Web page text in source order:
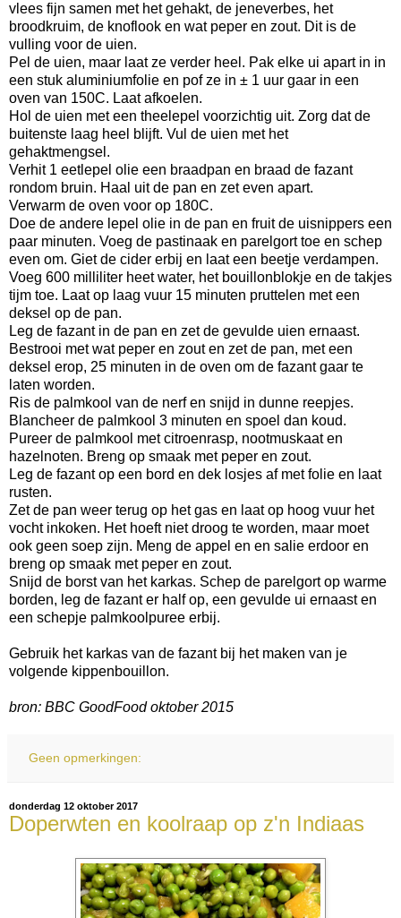
vlees fijn samen met het gehakt, de jeneverbes, het
broodkruim, de knoflook en wat peper en zout. Dit is de
vulling voor de uien.
Pel de uien, maar laat ze verder heel. Pak elke ui apart in in
een stuk aluminiumfolie en pof ze in ± 1 uur gaar in een
oven van 150C. Laat afkoelen.
Hol de uien met een theelepel voorzichtig uit. Zorg dat de
buitenste laag heel blijft. Vul de uien met het
gehaktmengsel.
Verhit 1 eetlepel olie een braadpan en braad de fazant
rondom bruin. Haal uit de pan en zet even apart.
Verwarm de oven voor op 180C.
Doe de andere lepel olie in de pan en fruit de uisnippers een
paar minuten. Voeg de pastinaak en parelgort toe en schep
even om. Giet de cider erbij en laat een beetje verdampen.
Voeg 600 milliliter heet water, het bouillonblokje en de takjes
tijm toe. Laat op laag vuur 15 minuten pruttelen met een
deksel op de pan.
Leg de fazant in de pan en zet de gevulde uien ernaast.
Bestrooi met wat peper en zout en zet de pan, met een
deksel erop, 25 minuten in de oven om de fazant gaar te
laten worden.
Ris de palmkool van de nerf en snijd in dunne reepjes.
Blancheer de palmkool 3 minuten en spoel dan koud.
Pureer de palmkool met citroenrasp, nootmuskaat en
hazelnoten. Breng op smaak met peper en zout.
Leg de fazant op een bord en dek losjes af met folie en laat
rusten.
Zet de pan weer terug op het gas en laat op hoog vuur het
vocht inkoken. Het hoeft niet droog te worden, maar moet
ook geen soep zijn. Meng de appel en en salie erdoor en
breng op smaak met peper en zout.
Snijd de borst van het karkas. Schep de parelgort op warme
borden, leg de fazant er half op, een gevulde ui ernaast en
een schepje palmkoolpuree erbij.
Gebruik het karkas van de fazant bij het maken van je
volgende kippenbouillon.
bron: BBC GoodFood oktober 2015
Geen opmerkingen:
donderdag 12 oktober 2017
Doperwten en koolraap op z'n Indiaas